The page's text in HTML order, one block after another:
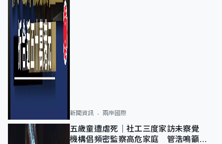
新聞資訊 兩岸國際
五歲童遭虐死｜社工三度家訪未察覺
機構倡頻密監察高危家庭 管浩鳴籲加